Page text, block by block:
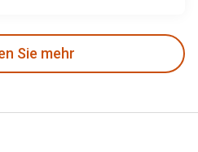
Sie mehr